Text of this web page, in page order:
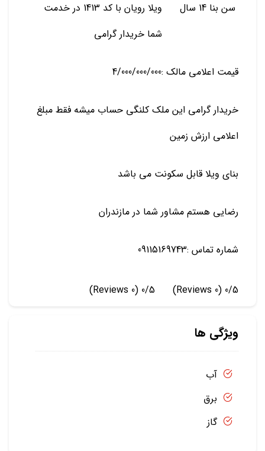
سن بنا 14 سال
ویلا رویان با کد 1413 در خدمت
شما خریدار گرامی
قیمت اعلامی مالک :4/000/000/000
خریدار گرامی این ملک کلنگی حساب میشه فقط مبلغ
اعلامی ارزش زمین
بنای ویلا قابل سکونت می باشد
رضایی هستم مشاور شما در مازندران
شماره تماس :09115169743
0/5
(0 Reviews)
0/5
(0 Reviews)
ویژگی ها
آب
برق
گاز